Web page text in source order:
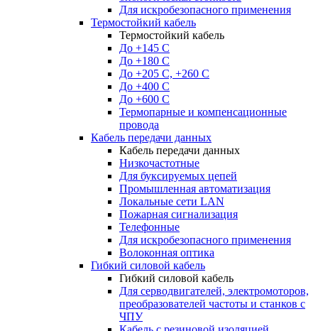
Для искробезопасного применения
Термостойкий кабель
Термостойкий кабель
До +145 С
До +180 C
До +205 С, +260 С
До +400 C
До +600 С
Термопарные и компенсационные
провода
Кабель передачи данных
Кабель передачи данных
Низкочастотные
Для буксируемых цепей
Промышленная автоматизация
Локальные сети LAN
Пожарная сигнализация
Телефонные
Для искробезопасного применения
Волоконная оптика
Гибкий силовой кабель
Гибкий силовой кабель
Для серводвигателей, электромоторов,
преобразователей частоты и станков с
ЧПУ